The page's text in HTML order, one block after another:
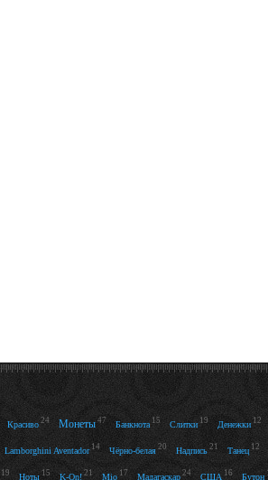
Красиво 24 Монеты 47 Банкнота 15 Слитки 19 Денежки 12
Lamborghini Aventador 14 Чёрно-белая 20 Надпись 21 Танец 12
19 Ноты 15 K-On! 21 Mio 17 Мадагаскар 24 США 16 Бутон